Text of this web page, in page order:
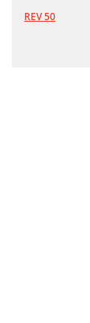
REV 50